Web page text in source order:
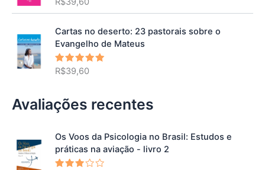
de 5
Cartas no deserto: 23 pastorais sobre o
Evangelho de Mateus
Avaliação
de 5
R$39,60
Avaliações recentes
Os Voos da Psicologia no Brasil: Estudos e
práticas na aviação - livro 2